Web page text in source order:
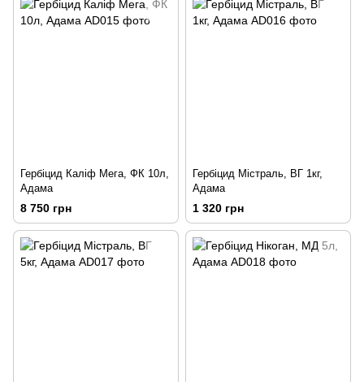
Гербіцид Каліф Мега, ФК 10л,
Адама
8 750 грн
Гербіцид Містраль, ВГ 1кг,
Адама
1 320 грн